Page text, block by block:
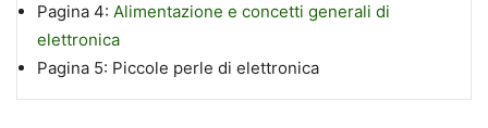
Pagina 4: Alimentazione e concetti generali di
elettronica
Pagina 5: Piccole perle di elettronica